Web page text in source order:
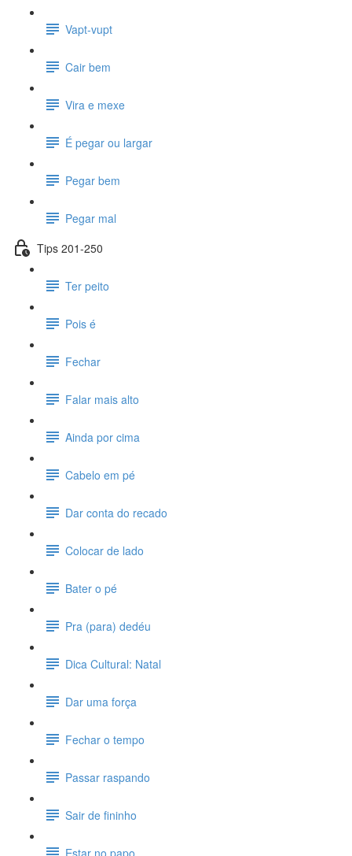
Vapt-vupt
Cair bem
Vira e mexe
É pegar ou largar
Pegar bem
Pegar mal
Tips 201-250
Ter peito
Pois é
Fechar
Falar mais alto
Ainda por cima
Cabelo em pé
Dar conta do recado
Colocar de lado
Bater o pé
Pra (para) dedéu
Dica Cultural: Natal
Dar uma força
Fechar o tempo
Passar raspando
Sair de fininho
Estar no papo